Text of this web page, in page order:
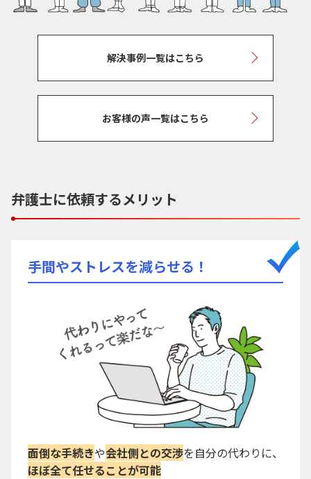
解決事例一覧はこちら
お客様の声一覧はこちら
弁護士に依頼するメリット
手間やストレスを減らせる！
面倒な手続きや会社側との交渉を自分の代わりに、
ほぼ全て任せることが可能